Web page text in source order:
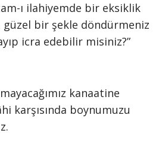
ı ilahiyemde bir eksiklik
bir şekle döndürmeniz
icra edebilir misiniz?”
kanaatine
karşısında boynumuzu